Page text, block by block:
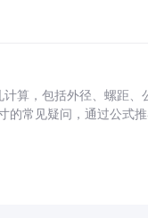
算，包括外径、螺距
的常见疑问，通过公式